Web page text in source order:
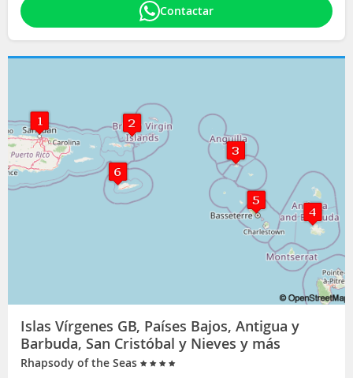
Contactar
Islas Vírgenes GB, Países Bajos, Antigua y
Barbuda, San Cristóbal y Nieves y más
Rhapsody of the Seas